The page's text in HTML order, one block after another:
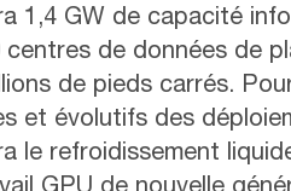
1,4 GW de capacité
centres de données de
de pieds carrés.
et évolutifs des
le refroidissement